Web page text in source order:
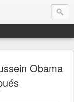
Obama